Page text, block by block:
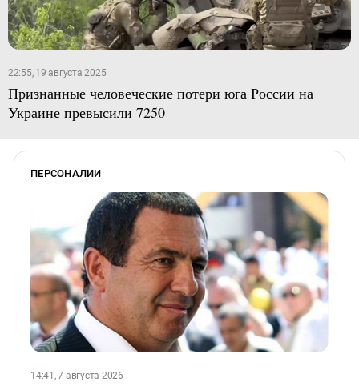
22:55, 19 августа 2025
Признанные человеческие потери юга России на
Украине превысили 7250
ПЕРСОНАЛИИ
14:41, 7 августа 2026